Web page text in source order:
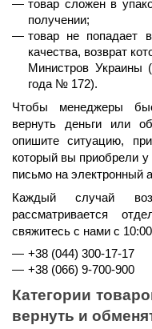
товар сложен в
получении;
товар не попадает
качества, возврат
Министров Украины
года № 172).
Чтобы менеджеры
вернуть деньги или
опишите ситуацию,
который вы приобрели
письмо на электронный
Каждый случай
рассматривается
свяжитесь с нами с
+38 (044) 300-17-17
+38 (066) 9-700-900
Категории
вернуть и